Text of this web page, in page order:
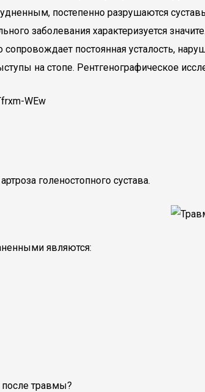
постепенно разрушаются
заболевания характеризуется
постоянная усталость,
на стопе. Рентгенографическое
WEw
голеностопного сустава.
являются:
травмы?